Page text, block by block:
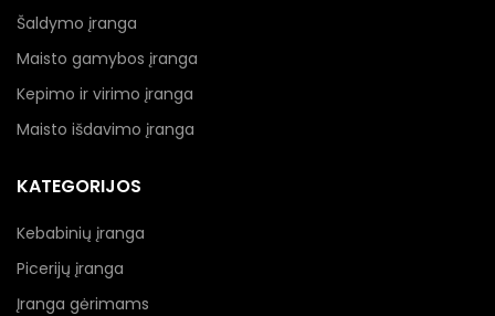
Šaldymo įranga
Maisto gamybos įranga
Kepimo ir virimo įranga
Maisto išdavimo įranga
KATEGORIJOS
Kebabinių įranga
Picerijų įranga
Įranga gėrimams